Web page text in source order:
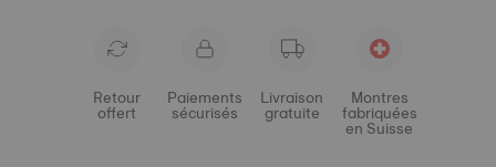
Retour
offert
Paiements
sécurisés
Livraison
gratuite
Montres
fabriquées
en Suisse